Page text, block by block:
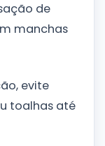
de
manchas
evite
toalhas até